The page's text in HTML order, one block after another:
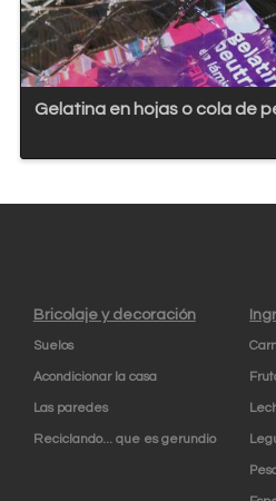
Gelatina en hojas o cola de
Bricolaje y decoración
Suelos
Acondicionar la casa
Las paredes
Reciclando... que es gerundio